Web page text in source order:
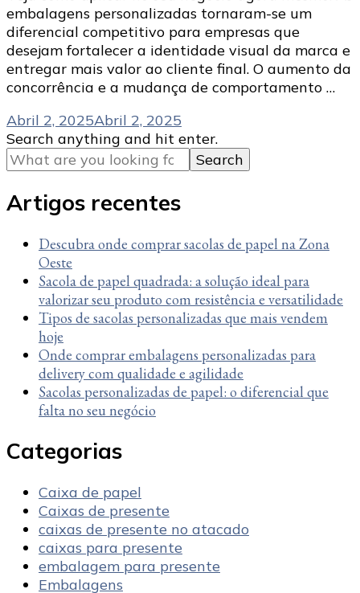
embalagens personalizadas tornaram-se um
diferencial competitivo para empresas que
desejam fortalecer a identidade visual da marca e
entregar mais valor ao cliente final. O aumento da
concorrência e a mudança de comportamento …
Abril 2, 2025Abril 2, 2025
Looking
for
Something?
Search anything and hit enter.
Artigos recentes
Descubra onde comprar sacolas de papel na Zona
Oeste
Sacola de papel quadrada: a solução ideal para
valorizar seu produto com resistência e versatilidade
Tipos de sacolas personalizadas que mais vendem
hoje
Onde comprar embalagens personalizadas para
delivery com qualidade e agilidade
Sacolas personalizadas de papel: o diferencial que
falta no seu negócio
Categorias
Caixa de papel
Caixas de presente
caixas de presente no atacado
caixas para presente
embalagem para presente
Embalagens